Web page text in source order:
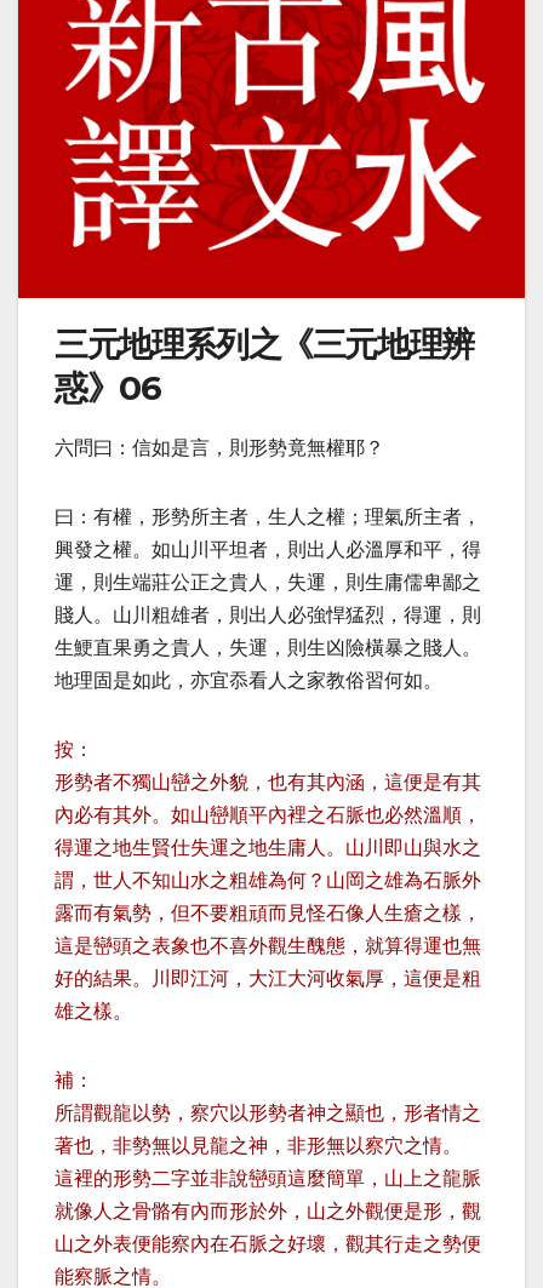
三元地理系列之《三元地理辨
惑》06
六問曰：信如是言，則形勢竟無權耶？
曰：有權，形勢所主者，生人之權；理氣所主者，
興發之權。如山川平坦者，則出人必溫厚和平，得
運，則生端莊公正之貴人，失運，則生庸儒卑鄙之
賤人。 山川粗雄者，則出人必強悍猛烈，得運，則
生鯁直果勇之貴人，失運，則生凶險橫暴之賤人。
地理固是如此，亦宜忝看人之家教俗習何如。
按：
形勢者不獨山巒之外貌，也有其內涵，這便是有其
內必有其外。如山巒順平內裡之石脈也必然溫順，
得運之地生賢仕失運之地生庸人。山川即山與水之
謂，世人不知山水之粗雄為何？山岡之雄為石脈外
露而有氣勢，但不要粗頑而見怪石像人生瘡之樣，
這是巒頭之表象也不喜外觀生醜態，就算得運也無
好的結果。川即江河，大江大河收氣厚，這便是粗
雄之樣。
補：
所謂觀龍以勢，察穴以形勢者神之顯也，形者情之
著也，非勢無以見龍之神，非形無以察穴之情。
這裡的形勢二字並非說巒頭這麼簡單，山上之龍脈
就像人之骨骼有內而形於外，山之外觀便是形，觀
山之外表便能察內在石脈之好壞，觀其行走之勢便
能察脈之情。